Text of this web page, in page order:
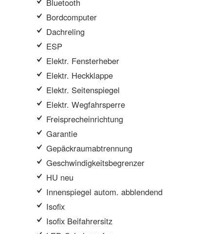
Bluetooth
Bordcomputer
Dachreling
ESP
Elektr. Fensterheber
Elektr. Heckklappe
Elektr. Seitenspiegel
Elektr. Wegfahrsperre
Freisprecheinrichtung
Garantie
Gepäckraumabtrennung
Geschwindigkeitsbegrenzer
HU neu
Innenspiegel autom. abblendend
Isofix
Isofix Beifahrersitz